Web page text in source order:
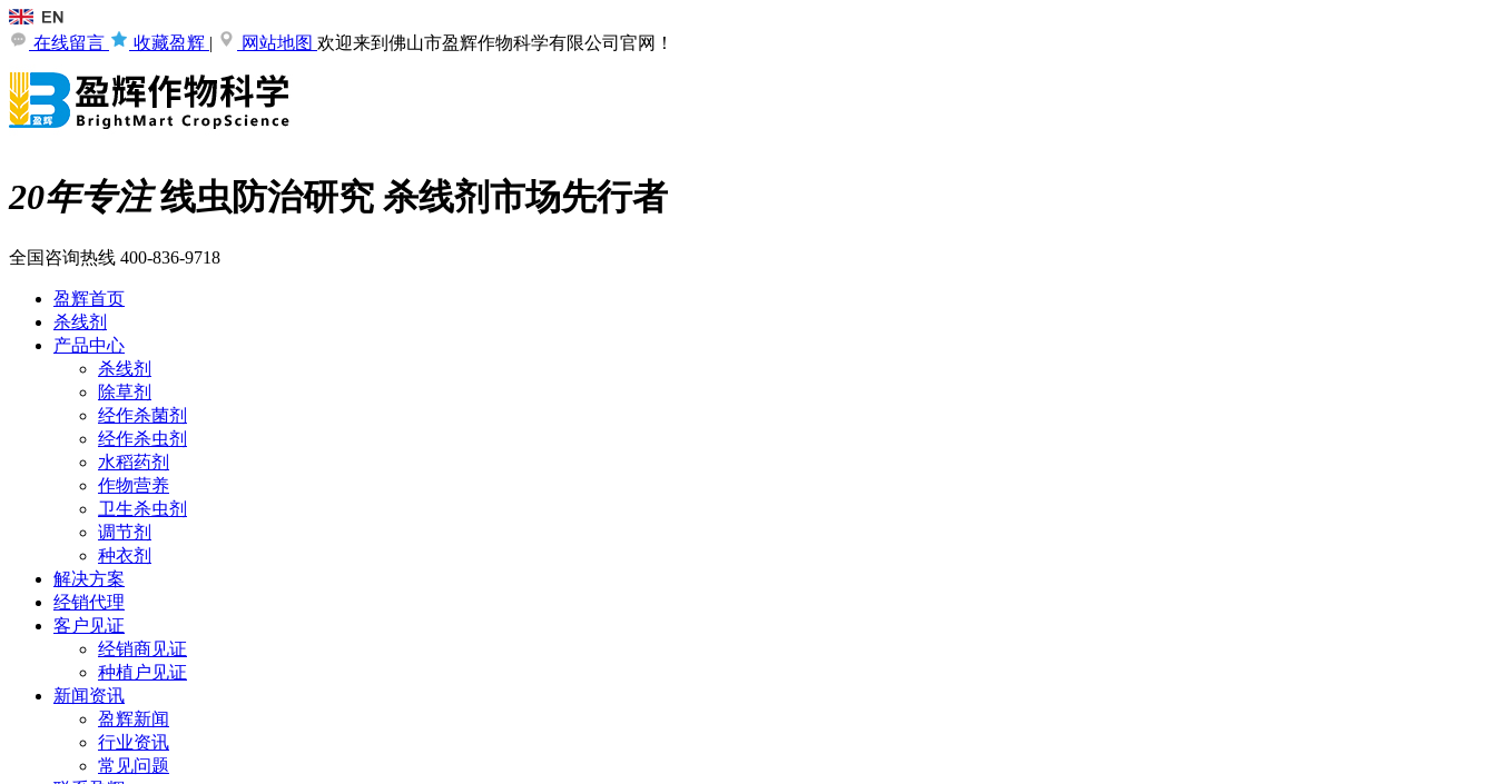
在线留言 收藏盈辉 | 网站地图 欢迎来到佛山市盈辉作物科学有限公司官网！
20年专注线虫防治研究 杀线剂市场先行者
全国咨询热线 400-836-9718
盈辉首页
杀线剂
产品中心
杀线剂
除草剂
经作杀菌剂
经作杀虫剂
水稻药剂
作物营养
卫生杀虫剂
调节剂
种衣剂
解决方案
经销代理
客户见证
经销商见证
种植户见证
新闻资讯
盈辉新闻
行业资讯
常见问题